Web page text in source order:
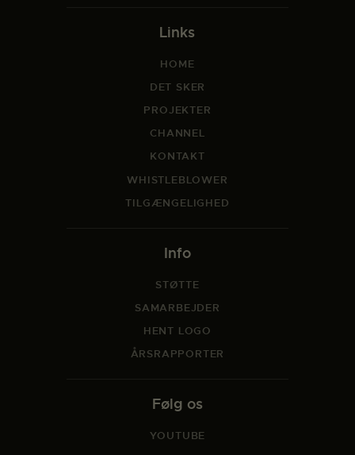
Links
HOME
DET SKER
PROJEKTER
CHANNEL
KONTAKT
WHISTLEBLOWER
TILGÆNGELIGHED
Info
STØTTE
SAMARBEJDER
HENT LOGO
ÅRSRAPPORTER
Følg os
YOUTUBE